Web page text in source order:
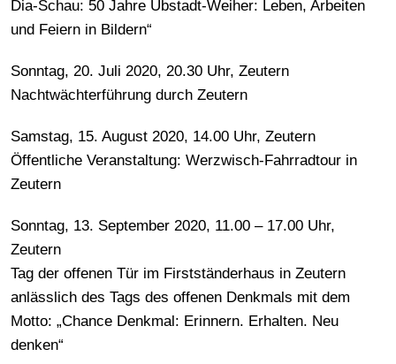
Dia-Schau: 50 Jahre Ubstadt-Weiher: Leben, Arbeiten
und Feiern in Bildern“
Sonntag, 20. Juli 2020, 20.30 Uhr, Zeutern
Nachtwächterführung durch Zeutern
Samstag, 15. August 2020, 14.00 Uhr, Zeutern
Öffentliche Veranstaltung: Werzwisch-Fahrradtour in
Zeutern
Sonntag, 13. September 2020, 11.00 – 17.00 Uhr,
Zeutern
Tag der offenen Tür im Firstständerhaus in Zeutern
anlässlich des Tags des offenen Denkmals mit dem
Motto: „Chance Denkmal: Erinnern. Erhalten. Neu
denken“